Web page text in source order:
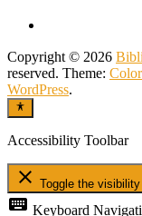
Copyright © 2026
reserved. Theme:
WordPress.
Accessibility Toolbar
close Toggle the
keyboard Keyboard